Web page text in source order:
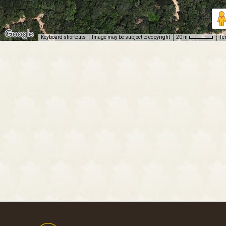
Keyboard shortcuts Image may be subject to copyright 20 m